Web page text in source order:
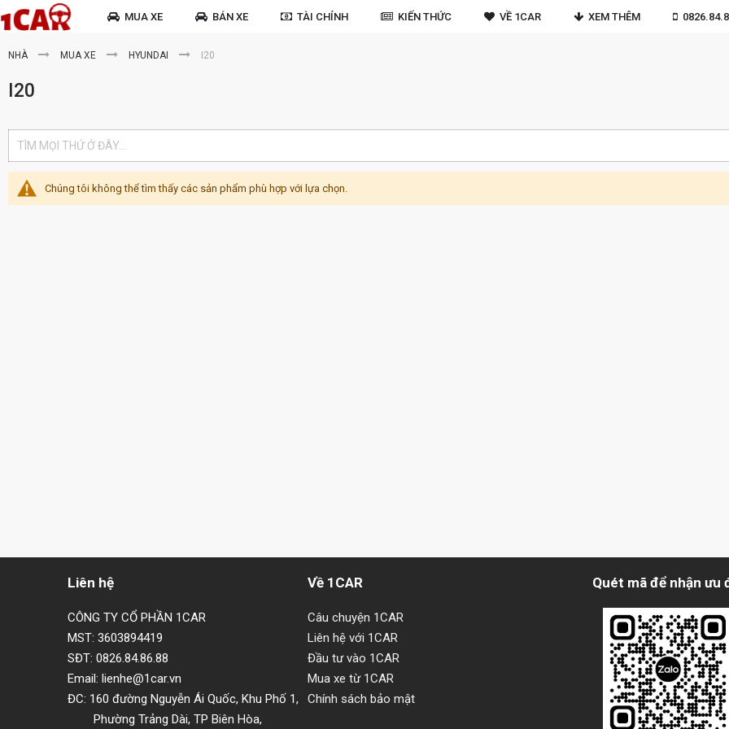
MUA XE BÁN XE TÀI CHÍNH KIẾN THỨC VỀ 1CAR XEM THÊM
NHÀ MUA XE HYUNDAI I20
I20
Chúng tôi không thể tìm thấy các sản phẩm phù hợp với lựa chọn.
Liên hệ
CÔNG TY CỔ PHẦN 1CAR
MST: 3603894419
SĐT: 0826.84.86.88
Email: lienhe@1car.vn
ĐC: 160 đường Nguyễn Ái Quốc, Khu Phố 1,
Phường Trảng Dài, TP Biên Hòa,
Về 1CAR
Câu chuyện 1CAR
Liên hệ với 1CAR
Đầu tư vào 1CAR
Mua xe từ 1CAR
Chính sách bảo mật
Quét mã để nhận ưu